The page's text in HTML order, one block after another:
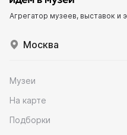
Агрегатор музеев, выставок и
Москва
Музеи
На карте
Подборки